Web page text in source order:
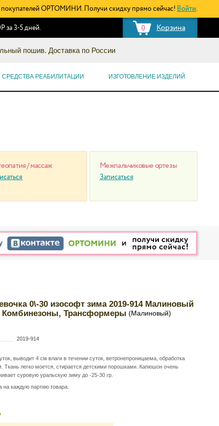
покупателей ОРТОМИНИ. Получи скидку прямо сейчас! Войти.
0 Корзина
за 3-5 дней.
пошив. Доставка по России
СРЕДСТВА РЕАБИЛИТАЦИИ ИЗГОТОВЛЕНИЕ ИЗДЕЛИЙ
/ массаж Межпальчиковые ортезы
Записаться
0\-30 изософт зима 2019-914 Малиновый
Комбинезоны, Трансформеры (Малиновый)
2019-914
выводит 4 см влаги в течении суток, ветронепроницаема, обработка
Ткань легко моется, стирается детскими порошками. Капюшон очень
суровую уральскую зиму до -25-30 гр.
на каждую партию товара.